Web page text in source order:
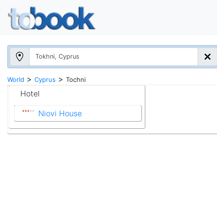
World > Cyprus > Tochni
Hotel
Niovi House